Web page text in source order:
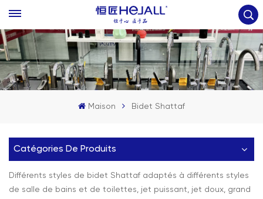
Maison Bidet Shattaf
Catégories De Produits
Différents styles de bidet Shattaf adaptés à différents styles
de salle de bains et de toilettes, jet puissant, jet doux, grand